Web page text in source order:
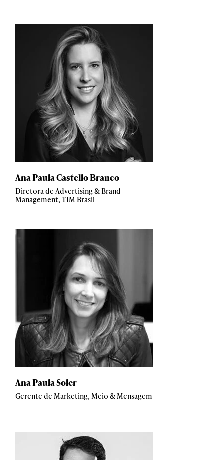
Ana Paula Castello Branco
Diretora de Advertising & Brand
Management, TIM Brasil
Ana Paula Soler
Gerente de Marketing, Meio & Mensagem